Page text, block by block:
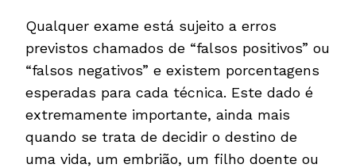
Qualquer exame está sujeito a erros
previstos chamados de “falsos positivos” ou
“falsos negativos” e existem porcentagens
esperadas para cada técnica. Este dado é
extremamente importante, ainda mais
quando se trata de decidir o destino de
uma vida, um embrião, um filho doente ou